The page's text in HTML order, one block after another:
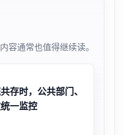
容通常也值得继续读。
存时，公共部门、
一监控